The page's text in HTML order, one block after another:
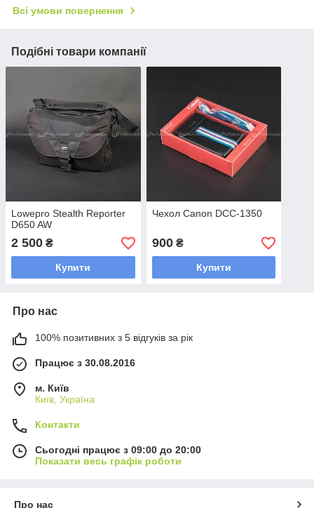
Всі умови повернення
Подібні товари компанії
Lowepro Stealth Reporter
D650 AW
2 500 ₴
Купити
Чехол Canon DCC-1350
900₴
Купити
Про нас
100% позитивних з 5 відгуків за рік
Працює з 30.08.2016
м. Київ
Київ, Україна
Контакти
Сьогодні працює з 09:00 до 20:00
Показати весь графік роботи
Про нас